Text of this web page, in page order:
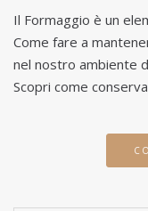
Il Formaggio è un
Come fare a
nel nostro ambiente
Scopri come